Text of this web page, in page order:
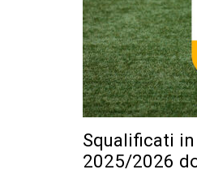
Squalificati
2025/2026